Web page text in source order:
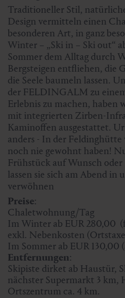
Traditioneller Stil,
Design vermitteln einen
besonderen Art, in ganz
Winter – „Ski in – Ski out“
Sommer dem Alltag durch
Bergsteigen entfliehen, die
die Seele baumeln lassen.
der FELDINGALM zu
Erlebnis zu machen, haben
mit integrierten Zirben-
Kaminoffen ausgestattet.
anders - In der Feldinghütte
noch nie gewohnt haben!
Frühstück auf Wunsch
lassen sie sich am Abend in
verwöhnen
Preise:
Chaletwohnung/Tag
Im Winter ab EUR 280,00
exkl. Nebenkosten
Im Sommer ab EUR 130,00
Entfernungen
Skipiste dirket ab Haustür,
nächster Supermarkt 3 km,
Ortszentrum ca. 4 km.